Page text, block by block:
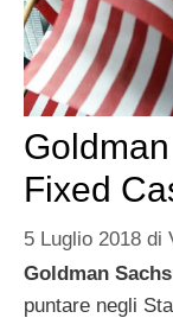
Fixed
5 Luglio 2018 di
Goldman Sachs
puntare negli